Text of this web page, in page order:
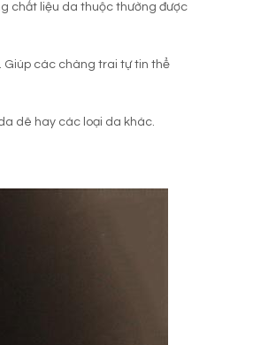
chất liệu da thuộc thường được
Giúp các chàng trai tự tin thể
dê hay các loại da khác.